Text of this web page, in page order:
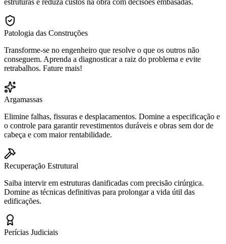
Patologia das Construções
Transforme-se no engenheiro que resolve o que os outros não
conseguem. Aprenda a diagnosticar a raiz do problema e evite
retrabalhos. Fature mais!
Argamassas
Elimine falhas, fissuras e desplacamentos. Domine a especificação e
o controle para garantir revestimentos duráveis e obras sem dor de
cabeça e com maior rentabilidade.
Recuperação Estrutural
Saiba intervir em estruturas danificadas com precisão cirúrgica.
Domine as técnicas definitivas para prolongar a vida útil das
edificações.
Perícias Judiciais